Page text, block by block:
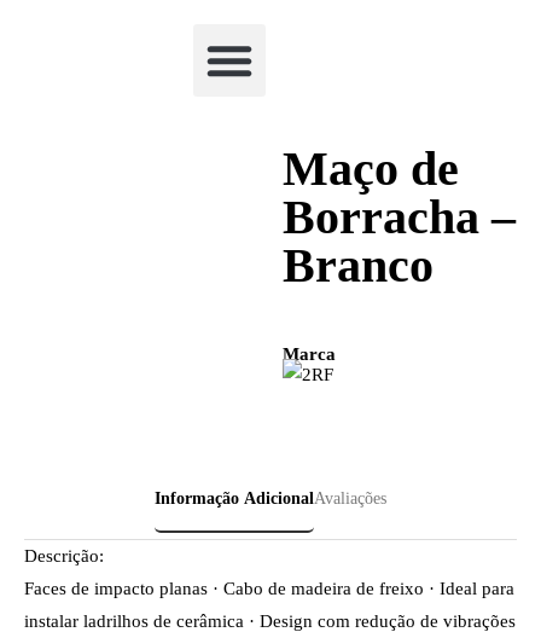
Maço de
Borracha –
Branco
Marca
Informação AdicionalAvaliações
Descrição:
Faces de impacto planas · Cabo de madeira de freixo · Ideal para
instalar ladrilhos de cerâmica · Design com redução de vibrações